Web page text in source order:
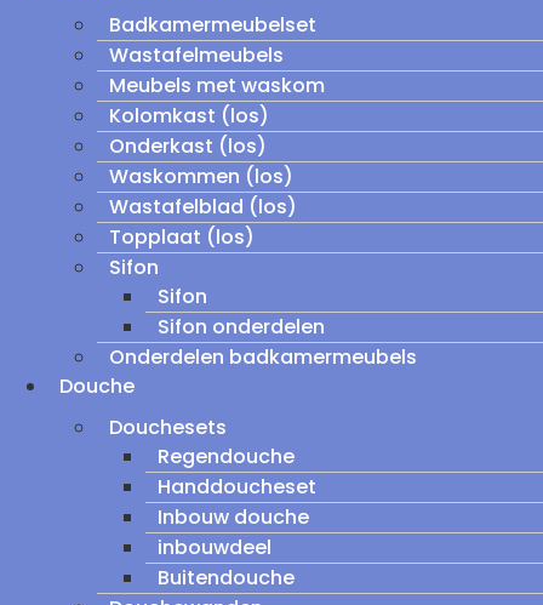
Badkamermeubelset
Wastafelmeubels
Meubels met waskom
Kolomkast (los)
Onderkast (los)
Waskommen (los)
Wastafelblad (los)
Topplaat (los)
Sifon
Sifon
Sifon onderdelen
Onderdelen badkamermeubels
Douche
Douchesets
Regendouche
Handdoucheset
Inbouw douche
inbouwdeel
Buitendouche